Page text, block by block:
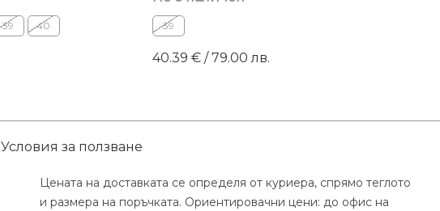
39 40 39
40.39 € / 79.00 лв.
Условия за ползване
Цената на доставката се определя от куриера, спрямо теглото
и размера на поръчката. Ориентировачни цени: до офис на